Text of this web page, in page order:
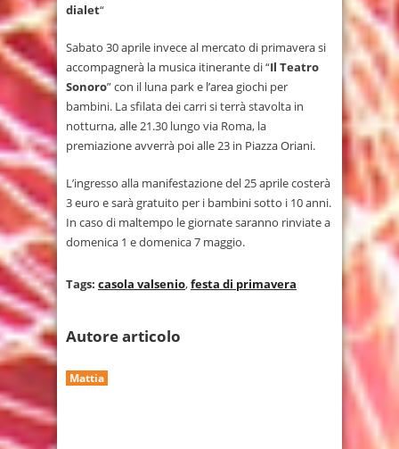
dialet“
Sabato 30 aprile invece al mercato di primavera si
accompagnerà la musica itinerante di “Il Teatro
Sonoro” con il luna park e l’area giochi per
bambini. La sfilata dei carri si terrà stavolta in
notturna, alle 21.30 lungo via Roma, la
premiazione avverrà poi alle 23 in Piazza Oriani.
L’ingresso alla manifestazione del 25 aprile costerà
3 euro e sarà gratuito per i bambini sotto i 10 anni.
In caso di maltempo le giornate saranno rinviate a
domenica 1 e domenica 7 maggio.
Tags: casola valsenio,festa di primavera
Autore articolo
Mattia